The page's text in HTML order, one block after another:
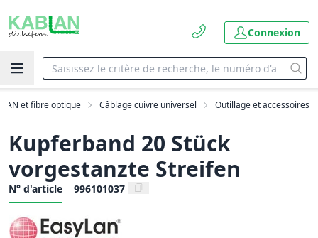
Connexion
LAN et fibre optique Câblage cuivre universel Outillage et accessoires
Kupferband 20 Stück
vorgestanzte Streifen
N° d'article 996101037